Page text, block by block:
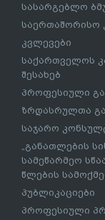
სასარგებლო
საერთაშორისო
კვლევები
საქართველოს
შესახებ
პროფესიული
ზრდასრულთა
საჯარო
„განათლების
სამეწარმეო
წლების
პუბლიკაციები
პროფესიული